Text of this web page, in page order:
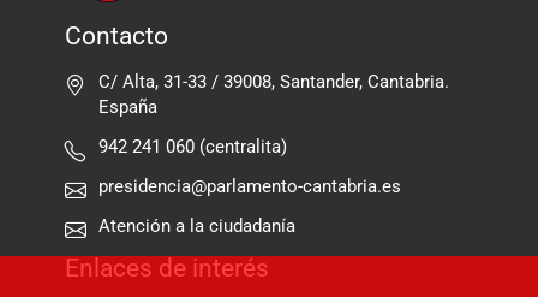
Contacto
C/ Alta, 31-33 / 39008, Santander, Cantabria.
España
942 241 060 (centralita)
presidencia@parlamento-cantabria.es
Atención a la ciudadanía
Enlaces de interés